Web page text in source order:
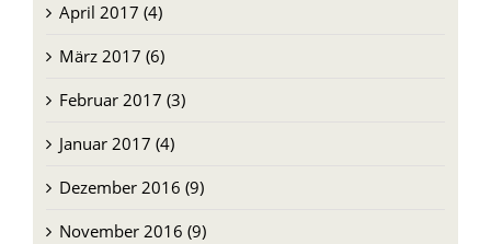
April 2017 (4)
März 2017 (6)
Februar 2017 (3)
Januar 2017 (4)
Dezember 2016 (9)
November 2016 (9)